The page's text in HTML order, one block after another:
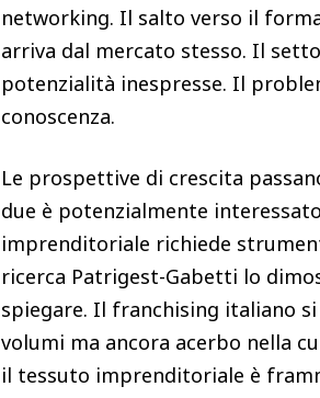
networking. Il salto verso il
arriva dal mercato stesso. Il
potenzialità inespresse. Il
conoscenza.
Le prospettive di crescita
due è potenzialmente
imprenditoriale richiede
ricerca Patrigest-Gabetti lo
spiegare. Il franchising italiano
volumi ma ancora acerbo nella
il tessuto imprenditoriale è